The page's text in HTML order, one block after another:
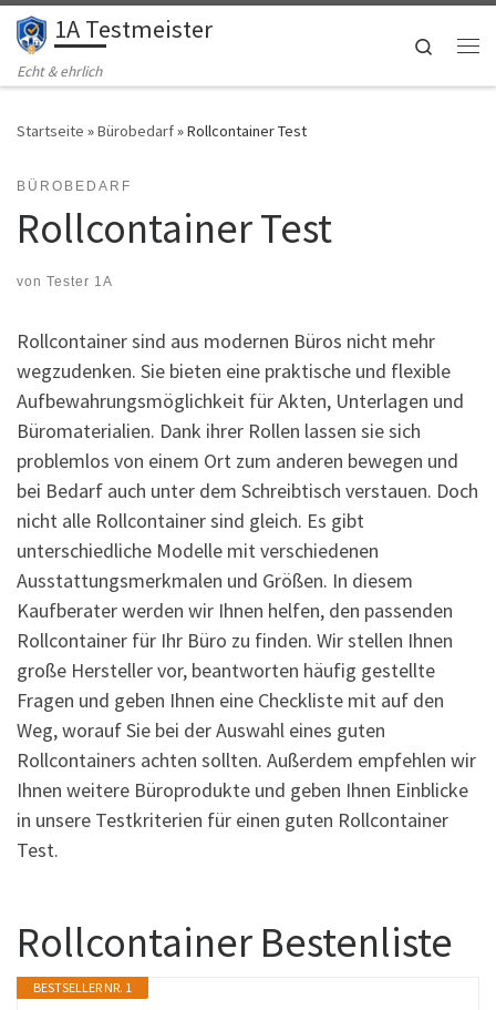
Zum Inhalt springen
1A Testmeister
Echt & ehrlich
Search
Startseite »Bürobedarf»Rollcontainer Test
BÜROBEDARF
Rollcontainer Test
von Tester 1A
Rollcontainer sind aus modernen Büros nicht mehr
wegzudenken. Sie bieten eine praktische und flexible
Aufbewahrungsmöglichkeit für Akten, Unterlagen und
Büromaterialien. Dank ihrer Rollen lassen sie sich
problemlos von einem Ort zum anderen bewegen und
bei Bedarf auch unter dem Schreibtisch verstauen. Doch
nicht alle Rollcontainer sind gleich. Es gibt
unterschiedliche Modelle mit verschiedenen
Ausstattungsmerkmalen und Größen. In diesem
Kaufberater werden wir Ihnen helfen, den passenden
Rollcontainer für Ihr Büro zu finden. Wir stellen Ihnen
große Hersteller vor, beantworten häufig gestellte
Fragen und geben Ihnen eine Checkliste mit auf den
Weg, worauf Sie bei der Auswahl eines guten
Rollcontainers achten sollten. Außerdem empfehlen wir
Ihnen weitere Büroprodukte und geben Ihnen Einblicke
in unsere Testkriterien für einen guten Rollcontainer
Test.
Rollcontainer Bestenliste
BESTSELLER NR. 1